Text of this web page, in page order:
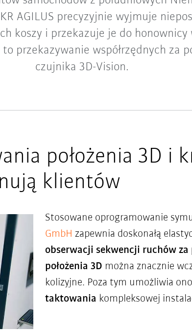
AGILUS precyzyjnie wyjmuje
koszy i przekazuje je do honownicy
przekazywanie współrzędnych za
czujnika 3D-Vision.
położenia 3D i
klientów
Stosowane oprogramowanie
GmbH zapewnia doskonałą
obserwacji sekwencji ruchów
położenia 3D można znacznie
kolizyjne. Poza tym umożliwia ono
taktowania kompleksowej